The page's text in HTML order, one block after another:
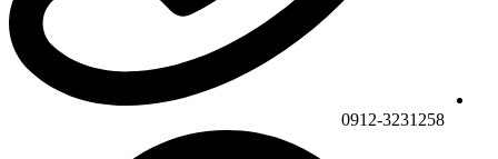
0912-3231258